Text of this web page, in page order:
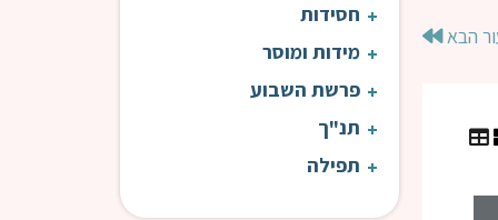
הבא
פרשת השבוע
חסידות
מידות ומוסר
פרשת השבוע
תנ"ך
תפילה